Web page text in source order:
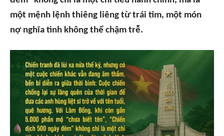
một mệnh lệnh thiêng liêng từ trái tim, một món
nợ nghĩa tình không thể chậm trễ.